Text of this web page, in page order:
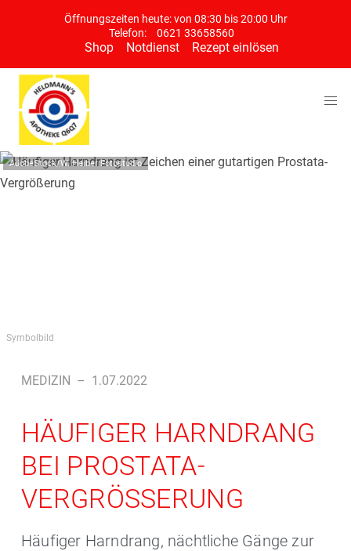
Öffnungszeiten heute: von 08:30 bis 20:00 Uhr
Telefon:
0621 33658560
Shop Notdienst Rezept einlösen
AdobeStock/W. Heiber Fotostudio
Symbolbild
MEDIZIN – 1.07.2022
HÄUFIGER HARNDRANG
BEI PROSTATA-
VERGRÖSSERUNG
Häufiger Harndrang, nächtliche Gänge zur